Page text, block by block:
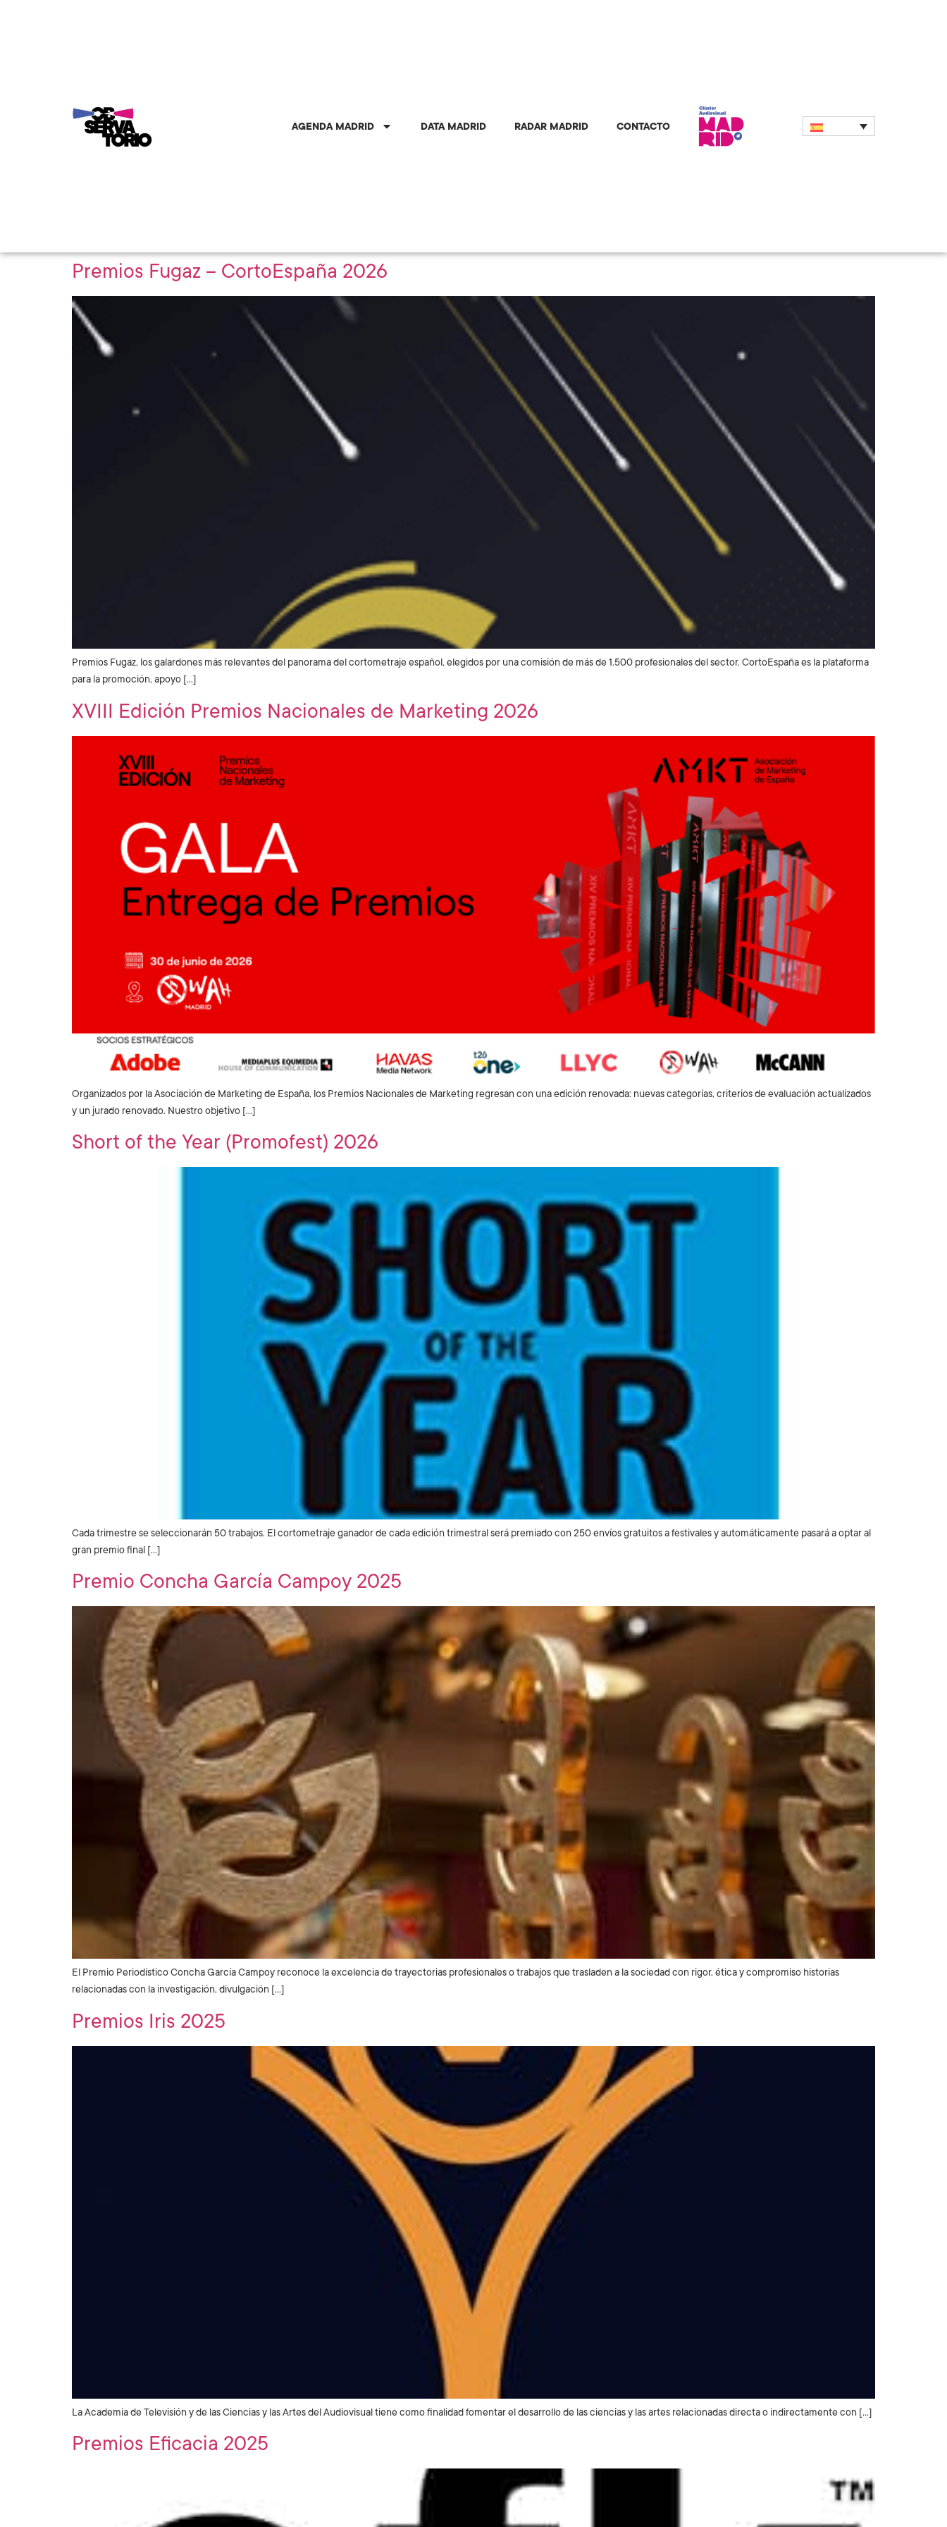
AGENDA MADRID DATA MADRID RADAR MADRID CONTACTO
Premios Fugaz – CortoEspaña 2026
Premios Fugaz, los galardones más relevantes del panorama del cortometraje español, elegidos por una comisión de más de 1.500 profesionales del sector. CortoEspaña es la plataforma
para la promoción, apoyo […]
XVIII Edición Premios Nacionales de Marketing 2026
Organizados por la Asociación de Marketing de España, los Premios Nacionales de Marketing regresan con una edición renovada: nuevas categorías, criterios de evaluación actualizados
y un jurado renovado. Nuestro objetivo […]
Short of the Year (Promofest) 2026
Cada trimestre se seleccionarán 50 trabajos. El cortometraje ganador de cada edición trimestral será premiado con 250 envíos gratuitos a festivales y automáticamente pasará a optar al
gran premio final […]
Premio Concha García Campoy 2025
El Premio Periodístico Concha García Campoy reconoce la excelencia de trayectorias profesionales o trabajos que trasladen a la sociedad con rigor, ética y compromiso historias
relacionadas con la investigación, divulgación […]
Premios Iris 2025
La Academia de Televisión y de las Ciencias y las Artes del Audiovisual tiene como finalidad fomentar el desarrollo de las ciencias y las artes relacionadas directa o indirectamente con […]
Premios Eficacia 2025